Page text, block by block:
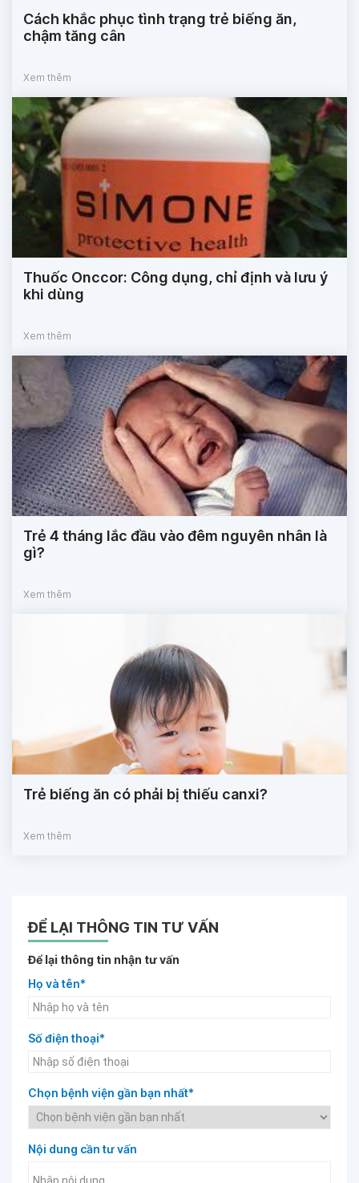
Cách khắc phục tình trạng trẻ biếng ăn,
chậm tăng cân
Xem thêm
Thuốc Onccor: Công dụng, chỉ định và lưu ý
khi dùng
Xem thêm
Trẻ 4 tháng lắc đầu vào đêm nguyên nhân là
gì?
Xem thêm
Trẻ biếng ăn có phải bị thiếu canxi?
Xem thêm
ĐỂ LẠI THÔNG TIN TƯ VẤN
Để lại thông tin nhận tư vấn
Họ và tên*
Số điện thoại*
Chọn bệnh viện gần bạn nhất*
Nội dung cần tư vấn